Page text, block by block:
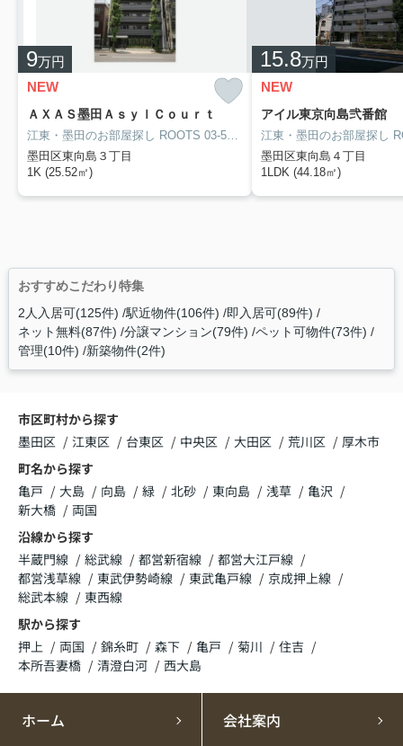
9万円
NEW
ＡＸＡＳ墨田ＡｓｙｌＣｏｕｒｔ
江東・墨田のお部屋探し ROOTS 03-5638-8866
墨田区東向島３丁目
1K (25.52㎡)
15.8万円
NEW
アイル東京向島弐番館
江東・墨田のお部屋探し
墨田区東向島４丁目
1LDK (44.18㎡)
おすすめこだわり特集
2人入居可(125件) 駅近物件(106件) 即入居可(89件)
ネット無料(87件) 分譲マンション(79件) ペット可物件(73件)
管理(10件) 新築物件(2件)
市区町村から探す
墨田区
江東区 台東区 中央区 大田区 荒川区
厚木市
町名から探す
亀戸
大島 向島 緑 北砂 東向島 浅草
亀沢
新大橋
両国
沿線から探す
半蔵門線
総武線 都営新宿線
都営大江戸線
都営浅草線
東武伊勢崎線 東武亀戸線
京成押上線
総武本線
東西線
駅から探す
押上
両国 錦糸町 森下 亀戸 菊川
住吉
本所吾妻橋
清澄白河 西大島
ホーム 会社案内